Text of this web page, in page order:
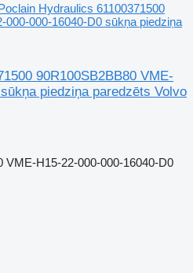
Hydraulics 61100371500
000-16040-D0 sūkņa piedziņa
90R100SB2BB80 VME-
piedziņa paredzēts Volvo
VME-H15-22-000-000-16040-D0